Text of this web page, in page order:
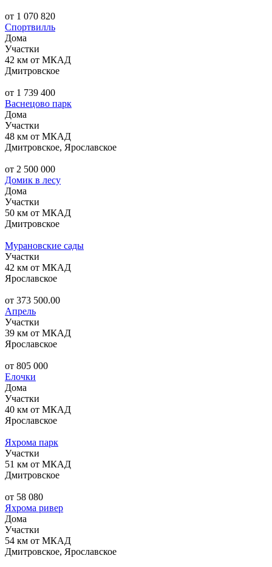
от 1 070 820
Спортвилль
Дома
Участки
42 км от МКАД
Дмитровское
от 1 739 400
Васнецово парк
Дома
Участки
48 км от МКАД
Дмитровское, Ярославское
от 2 500 000
Домик в лесу
Дома
Участки
50 км от МКАД
Дмитровское
Мурановские сады
Участки
42 км от МКАД
Ярославское
от 373 500.00
Апрель
Участки
39 км от МКАД
Ярославское
от 805 000
Елочки
Дома
Участки
40 км от МКАД
Ярославское
Яхрома парк
Участки
51 км от МКАД
Дмитровское
от 58 080
Яхрома ривер
Дома
Участки
54 км от МКАД
Дмитровское, Ярославское